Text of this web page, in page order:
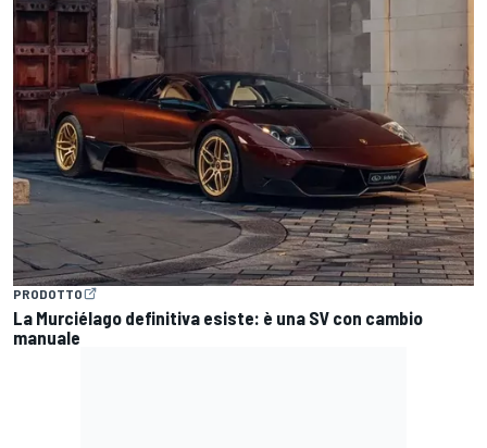
PRODOTTO
La Murciélago definitiva esiste: è una SV con cambio
manuale